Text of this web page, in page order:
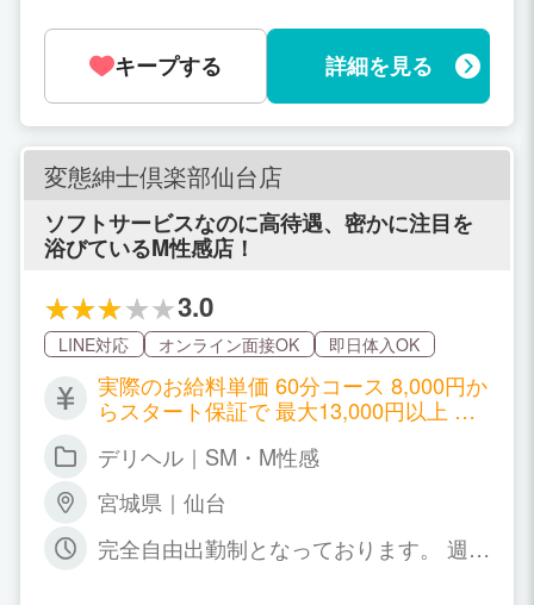
【昇給制度】 ※当店独⾃の昇給制度があ
ります。 60分のスタート給は8,000円で
すが、指名ポイントもしくは、リピート
率のいずれかの基準 を満たせば12段階
でお給料が上がっていきます。 ・本指名
とは？ 一度、接客したお客様に、再度指
名される場合を「本指名」と呼びます。
・リピート率とは？ 初めて当店をご利用
されたお客様の再来店率を「リピート
率」と呼びます。 ※ご自身の指名でなく
す。 ・本指名さらに+2000円 女性の努
力は、お客様の満足度で評価されます。
お客様から支持率の高い女性には正当に
お給料で評価させていただきます。 お仕
事の順番は新人女性を除き、人気順にな
っており、頑張る女性は効率良くお仕事
が出来る環境になっておりますので、努
超高給を手にすることが可能です。
キープする
詳細を見る
変態紳士倶楽部仙台店
ソフトサービスなのに高待遇、密かに注目を
浴びているM性感店！
3.0
LINE対応 オンライン面接OK 即日体入OK
実際のお給料単価 60分コース 8,000円か
らスタート保証で 最大13,000円以上 頑
り 本指名のお客様は本指名のお給料バッ
ク2,000円 その他オプションバックも有
り
デリヘル｜SM・M性感
宮城県｜仙台
完全自由出勤制となっております。 週１